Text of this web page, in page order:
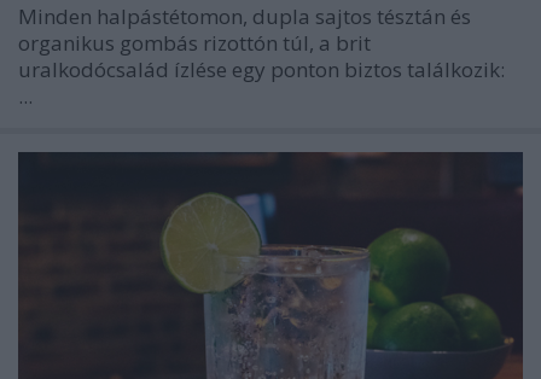
Minden halpástétomon, dupla sajtos tésztán és
organikus gombás rizottón túl, a brit
uralkodócsalád ízlése egy ponton biztos találkozik:
...